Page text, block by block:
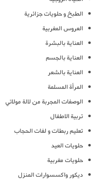
الطبخ و حلويات جزائرية
العروس المغربية
العناية بالبشرة
العناية بالجسم
العناية بالشعر
المرأة المسلمة
الوصفات المجربة من لالة مولاتي
تربية الاطفال
تعليم ربطات و لفات الحجاب
حلويات العيد
حلويات مغربية
ديكور واكسسوارات المنزل